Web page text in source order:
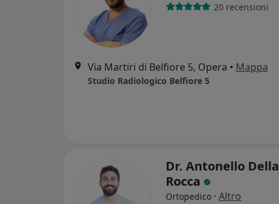
20 recensioni
Via Martiri di Belfiore 5, Opera • Mappa
Studio Radiologico Belfiore 5
Dr. Antonello Della
Rocca
Ortopedico · Altro